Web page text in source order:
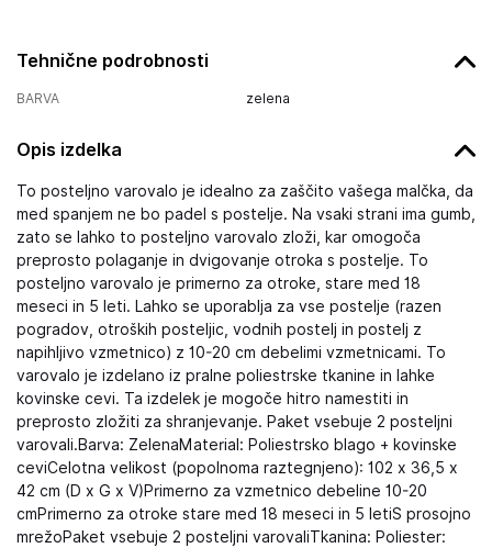
Tehnične podrobnosti
BARVA zelena
Opis izdelka
To posteljno varovalo je idealno za zaščito vašega malčka, da
med spanjem ne bo padel s postelje. Na vsaki strani ima gumb,
zato se lahko to posteljno varovalo zloži, kar omogoča
preprosto polaganje in dvigovanje otroka s postelje. To
posteljno varovalo je primerno za otroke, stare med 18
meseci in 5 leti. Lahko se uporablja za vse postelje (razen
pogradov, otroških posteljic, vodnih postelj in postelj z
napihljivo vzmetnico) z 10-20 cm debelimi vzmetnicami. To
varovalo je izdelano iz pralne poliestrske tkanine in lahke
kovinske cevi. Ta izdelek je mogoče hitro namestiti in
preprosto zložiti za shranjevanje. Paket vsebuje 2 posteljni
varovali.Barva: ZelenaMaterial: Poliestrsko blago + kovinske
ceviCelotna velikost (popolnoma raztegnjeno): 102 x 36,5 x
42 cm (D x G x V)Primerno za vzmetnico debeline 10-20
cmPrimerno za otroke stare med 18 meseci in 5 letiS prosojno
mrežoPaket vsebuje 2 posteljni varovaliTkanina: Poliester: